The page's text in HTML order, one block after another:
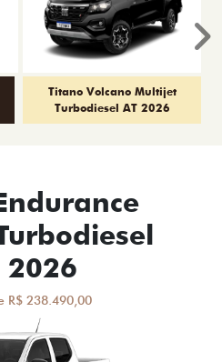
Titano Volcano Multijet
Turbodiesel AT 2026
2026
R$ 238.490,00